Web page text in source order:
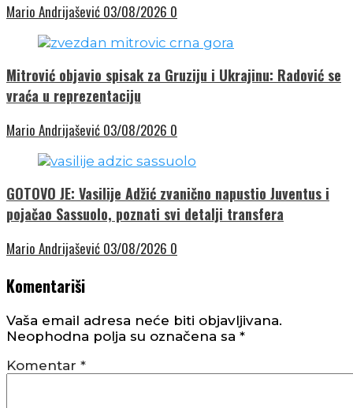
Mario Andrijašević 03/08/2026 0
Mitrović objavio spisak za Gruziju i Ukrajinu: Radović se
vraća u reprezentaciju
Mario Andrijašević 03/08/2026 0
GOTOVO JE: Vasilije Adžić zvanično napustio Juventus i
pojačao Sassuolo, poznati svi detalji transfera
Mario Andrijašević 03/08/2026 0
Komentariši
Vaša email adresa neće biti objavljivana.
Neophodna polja su označena sa *
Komentar *